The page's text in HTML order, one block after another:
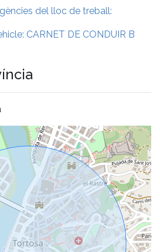
del lloc de treball:
CARNET DE CONDUIR B